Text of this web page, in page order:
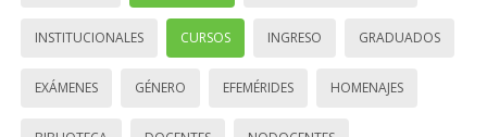
INSTITUCIONALES CURSOS INGRESO GRADUADOS
EXÁMENES GÉNERO EFEMÉRIDES HOMENAJES